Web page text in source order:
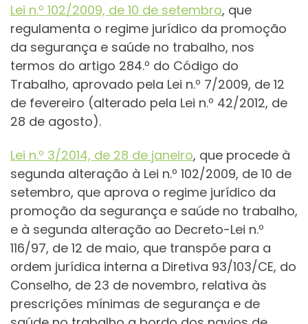
Lei n.º 102/2009, de 10 de setembro, que
regulamenta o regime jurídico da promoção
da segurança e saúde no trabalho, nos
termos do artigo 284.º do Código do
Trabalho, aprovado pela Lei n.º 7/2009, de 12
de fevereiro (alterado pela Lei n.º 42/2012, de
28 de agosto).
Lei n.º 3/2014, de 28 de janeiro, que procede à
segunda alteração à Lei n.º 102/2009, de 10 de
setembro, que aprova o regime jurídico da
promoção da segurança e saúde no trabalho,
e à segunda alteração ao Decreto-Lei n.º
116/97, de 12 de maio, que transpõe para a
ordem jurídica interna a Diretiva 93/103/CE, do
Conselho, de 23 de novembro, relativa às
prescrições mínimas de segurança e de